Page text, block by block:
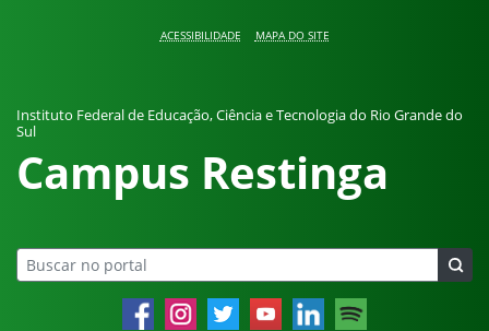
ACESSIBILIDADE MAPA DO SITE
Instituto Federal de Educação, Ciência e Tecnologia do Rio Grande do
Sul
Campus Restinga
FacebookInstagramTwitter YouTube LinkedIn Spotify